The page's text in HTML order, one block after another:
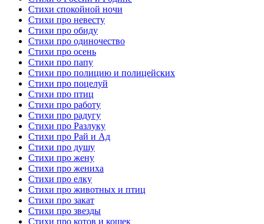
Стихи спокойной ночи
Стихи про невесту
Стихи про обиду
Стихи про одиночество
Стихи про осень
Стихи про папу
Стихи про полицию и полицейских
Стихи про поцелуй
Стихи про птиц
Стихи про работу
Стихи про радугу
Стихи про Разлуку
Стихи про Рай и Ад
Стихи про душу
Стихи про жену
Стихи про жениха
Стихи про елку
Стихи про животных и птиц
Стихи про закат
Стихи про звезды
Стихи про котов и кошек